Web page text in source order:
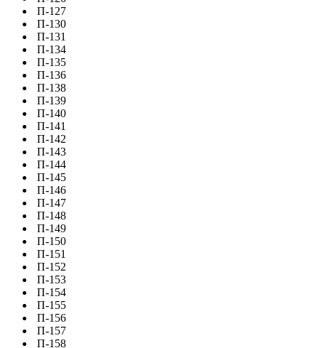
П-127
П-130
П-131
П-134
П-135
П-136
П-138
П-139
П-140
П-141
П-142
П-143
П-144
П-145
П-146
П-147
П-148
П-149
П-150
П-151
П-152
П-153
П-154
П-155
П-156
П-157
П-158